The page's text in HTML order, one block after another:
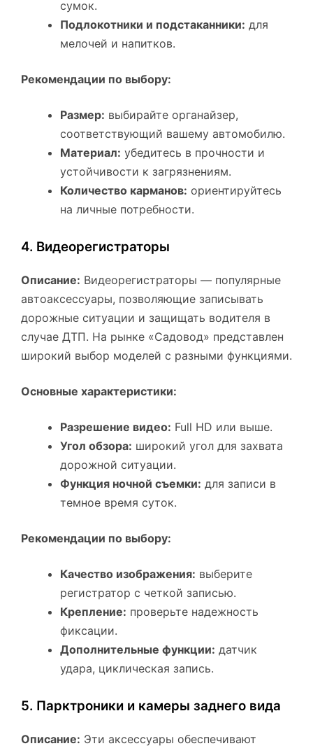
сумок.
Подлокотники и подстаканники: для
мелочей и напитков.
Рекомендации по выбору:
Размер: выбирайте органайзер,
соответствующий вашему автомобилю.
Материал: убедитесь в прочности и
устойчивости к загрязнениям.
Количество карманов: ориентируйтесь
на личные потребности.
4. Видеорегистраторы
Описание: Видеорегистраторы — популярные
автоаксессуары, позволяющие записывать
дорожные ситуации и защищать водителя в
случае ДТП. На рынке «Садовод» представлен
широкий выбор моделей с разными функциями.
Основные характеристики:
Разрешение видео: Full HD или выше.
Угол обзора: широкий угол для захвата
дорожной ситуации.
Функция ночной съемки: для записи в
темное время суток.
Рекомендации по выбору:
Качество изображения: выберите
регистратор с четкой записью.
Крепление: проверьте надежность
фиксации.
Дополнительные функции: датчик
удара, циклическая запись.
5. Парктроники и камеры заднего вида
Описание: Эти аксессуары обеспечивают